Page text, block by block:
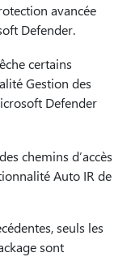
avancée
Defender.
certains
Gestion des
Defender
chemins d’accès
Auto IR de
seuls les
sont